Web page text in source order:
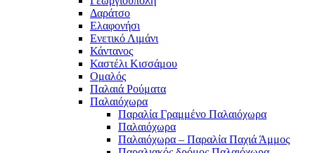
Δαράτσο
Ελαφονήσι
Ενετικό Λιμάνι
Κάντανος
Καστέλι Κισσάμου
Ομαλός
Παλαιά Ρούματα
Παλαιόχωρα
Παραλία Γραμμένο Παλαιόχωρα
Παλαιόχωρα
Παλαιόχωρα – Παραλία Παχιά Άμμος